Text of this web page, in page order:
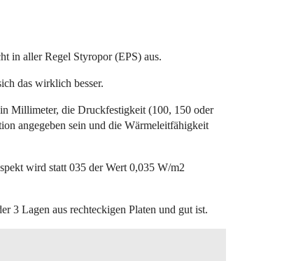
in aller Regel Styropor (EPS) aus.
das wirklich besser.
Millimeter, die Druckfestigkeit (100, 150 oder
angegeben sein und die Wärmeleitfähigkeit
wird statt 035 der Wert 0,035 W/m2
3 Lagen aus rechteckigen Platen und gut ist.